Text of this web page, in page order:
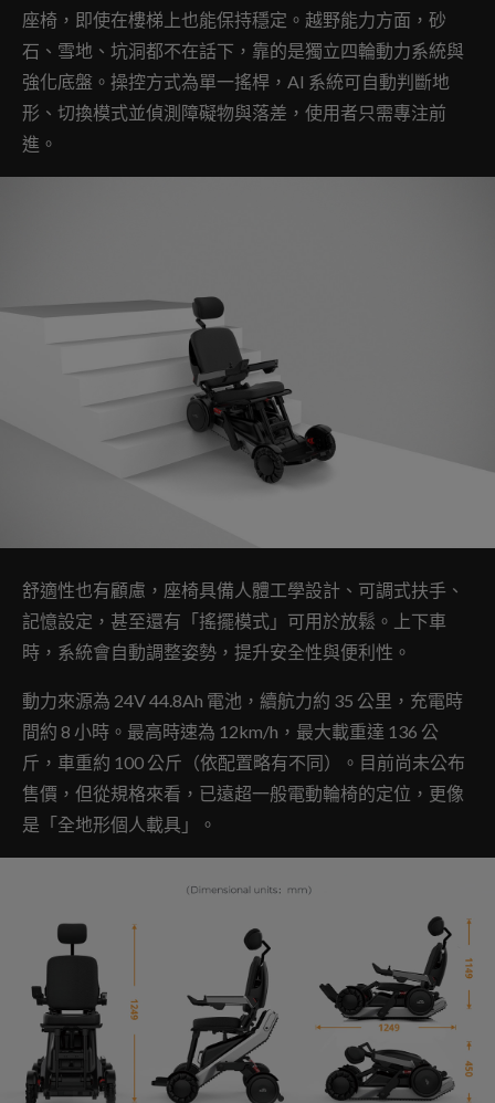
座椅，即使在樓梯上也能保持穩定。越野能力方面，砂
石、雪地、坑洞都不在話下，靠的是獨立四輪動力系統與
強化底盤。操控方式為單一搖桿，AI 系統可自動判斷地
形、切換模式並偵測障礙物與落差，使用者只需專注前
進。
舒適性也有顧慮，座椅具備人體工學設計、可調式扶手、
記憶設定，甚至還有「搖擺模式」可用於放鬆。上下車
時，系統會自動調整姿勢，提升安全性與便利性。
動力來源為 24V 44.8Ah 電池，續航力約 35 公里，充電時
間約 8 小時。最高時速為 12km/h，最大載重達 136 公
斤，車重約 100 公斤（依配置略有不同）。目前尚未公布
售價，但從規格來看，已遠超一般電動輪椅的定位，更像
是「全地形個人載具」。